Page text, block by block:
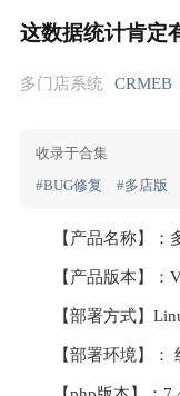
这数据统计肯定
多门店系统 CRMEB
收录于合集
#BUG修复
#多店版
【产品名称】：
【产品版本】：
【部署方式】
【部署环境】：